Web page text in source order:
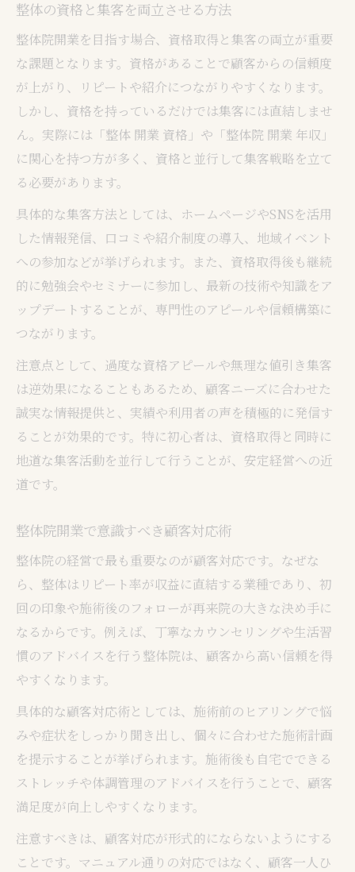
整体の資格と集客を両立させる方法
整体院開業を目指す場合、資格取得と集客の両立が重要
な課題となります。資格があることで顧客からの信頼度
が上がり、リピートや紹介につながりやすくなります。
しかし、資格を持っているだけでは集客には直結しませ
ん。実際には「整体 開業 資格」や「整体院 開業 年収」
に関心を持つ方が多く、資格と並行して集客戦略を立て
る必要があります。
具体的な集客方法としては、ホームページやSNSを活用
した情報発信、口コミや紹介制度の導入、地域イベント
への参加などが挙げられます。また、資格取得後も継続
的に勉強会やセミナーに参加し、最新の技術や知識をア
ップデートすることが、専門性のアピールや信頼構築に
つながります。
注意点として、過度な資格アピールや無理な値引き集客
は逆効果になることもあるため、顧客ニーズに合わせた
誠実な情報提供と、実績や利用者の声を積極的に発信す
ることが効果的です。特に初心者は、資格取得と同時に
地道な集客活動を並行して行うことが、安定経営への近
道です。
整体院開業で意識すべき顧客対応術
整体院の経営で最も重要なのが顧客対応です。なぜな
ら、整体はリピート率が収益に直結する業種であり、初
回の印象や施術後のフォローが再来院の大きな決め手に
なるからです。例えば、丁寧なカウンセリングや生活習
慣のアドバイスを行う整体院は、顧客から高い信頼を得
やすくなります。
具体的な顧客対応術としては、施術前のヒアリングで悩
みや症状をしっかり聞き出し、個々に合わせた施術計画
を提示することが挙げられます。施術後も自宅でできる
ストレッチや体調管理のアドバイスを行うことで、顧客
満足度が向上しやすくなります。
注意すべきは、顧客対応が形式的にならないようにする
ことです。マニュアル通りの対応ではなく、顧客一人ひ